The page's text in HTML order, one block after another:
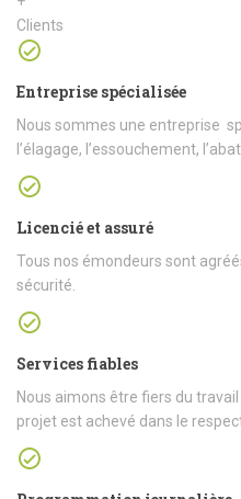
Clients
Entreprise spécialisée
Nous sommes une entreprise
l’élagage, l’essouchement,
Licencié et assuré
Tous nos émondeurs sont
sécurité.
Services fiables
Nous aimons être fiers du
projet est achevé dans le